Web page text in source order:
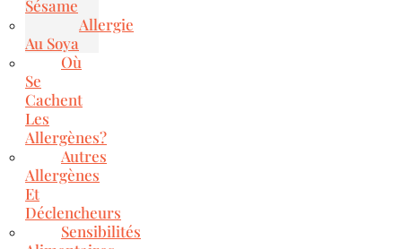
Sésame
Allergie
Au Soya
Où
Se
Cachent
Les
Allergènes?
Autres
Allergènes
Et
Déclencheurs
Sensibilités